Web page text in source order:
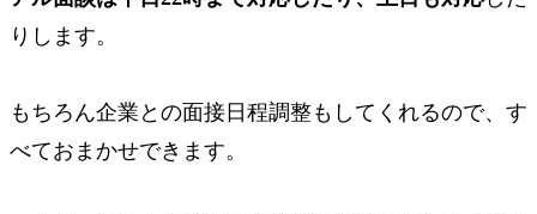
りします。
もちろん企業との面接日程調整もしてくれるので、す
べておまかせできます。